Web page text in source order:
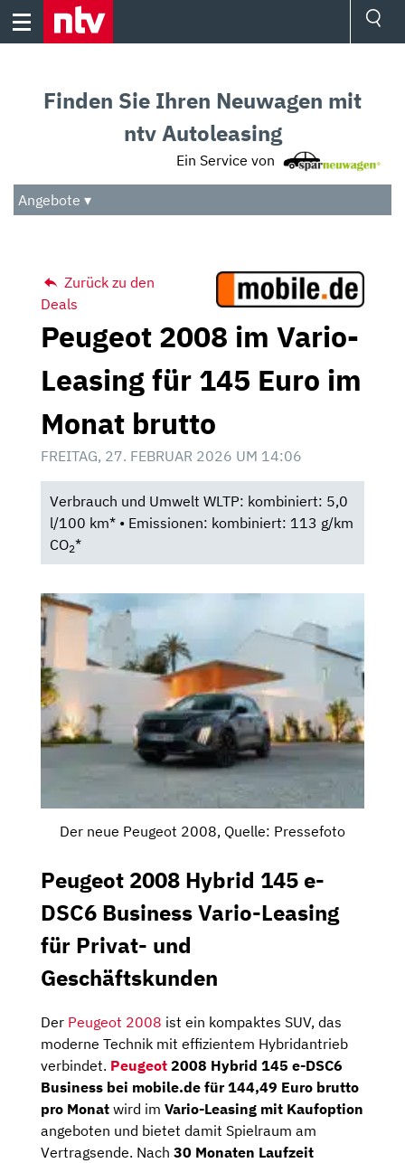
Skip
Audio
Das Beste
Finden Sie Ihren Neuwagen mit
ntv Autoleasing
Ein Service von
Angebote ▾
Zurück zu den
Deals
Peugeot 2008 im Vario-
Leasing für 145 Euro im
Monat brutto
FREITAG, 27. FEBRUAR 2026 UM 14:06
Verbrauch und Umwelt WLTP: kombiniert: 5,0
l/100 km* • Emissionen: kombiniert: 113 g/km
CO2*
Der neue Peugeot 2008, Quelle: Pressefoto
Peugeot 2008 Hybrid 145 e-
DSC6 Business Vario-Leasing
für Privat- und
Geschäftskunden
Der Peugeot 2008 ist ein kompaktes SUV, das
moderne Technik mit effizientem Hybridantrieb
verbindet. Peugeot 2008 Hybrid 145 e-DSC6
Business bei mobile.de für 144,49 Euro brutto
pro Monat wird im Vario-Leasing mit Kaufoption
angeboten und bietet damit Spielraum am
Vertragsende. Nach 30 Monaten Laufzeit